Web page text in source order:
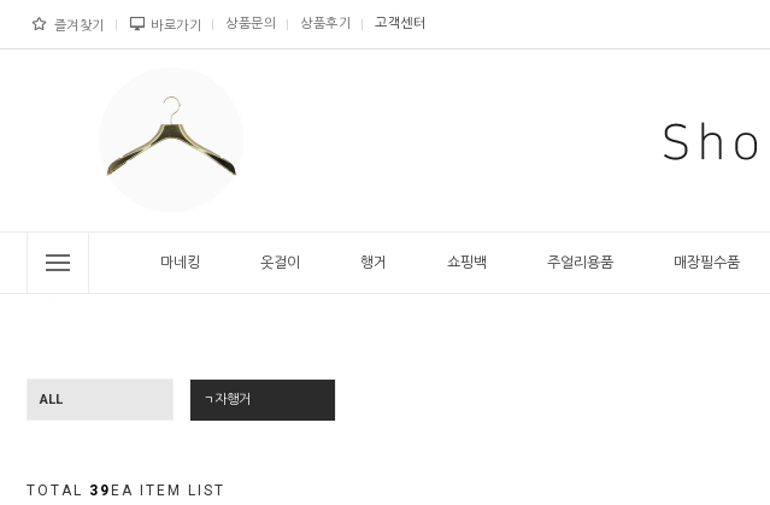
즐겨찾기 바로가기 상품문의 상품후기 고객센터
마네킹 옷걸이 행거 쇼핑백 주얼리용품 매장필수품
ALL ㄱ자행거
TOTAL 39 EA ITEM LIST